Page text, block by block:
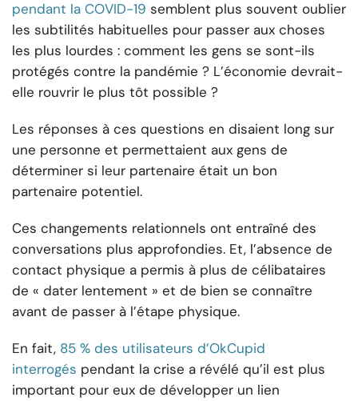
pendant la COVID-19 semblent plus souvent oublier
les subtilités habituelles pour passer aux choses
les plus lourdes : comment les gens se sont-ils
protégés contre la pandémie ? L’économie devrait-
elle rouvrir le plus tôt possible ?
Les réponses à ces questions en disaient long sur
une personne et permettaient aux gens de
déterminer si leur partenaire était un bon
partenaire potentiel.
Ces changements relationnels ont entraîné des
conversations plus approfondies. Et, l’absence de
contact physique a permis à plus de célibataires
de « dater lentement » et de bien se connaître
avant de passer à l’étape physique.
En fait, 85 % des utilisateurs d’OkCupid
interrogés pendant la crise a révélé qu’il est plus
important pour eux de développer un lien